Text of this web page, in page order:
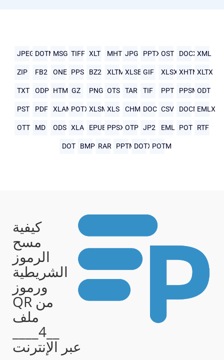
JPEG DOTMMSG TIFF XLT MHTMLJPG PPTX OST DOCXXML
ZIP FB2 ONE PPS BZ2 XLTM XLSB GIF XLSX XHTMLXLTX
TXT ODP HTMLGZ PNG OTS TAR TIF PPT PPSMODT
PST PDF XLAMPOTXXLSMXLS CHM DOC CSV DOCMEMLX
OTT MD ODS XLA EPUB PPSX OTP JP2 EML POT RTF
DOT BMP RAR PPTMDOTX POTM
كيفية
مسح
الرموز
الشريطية
ورموز
QR من
ملف
عبر الإنترنت